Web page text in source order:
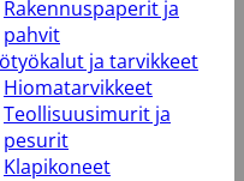
Rakennuspaperit ja
pahvit
ja tarvikkeet
Hiomatarvikkeet
Teollisuusimurit ja
pesurit
Klapikoneet